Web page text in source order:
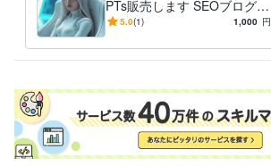
PTs販売します SEOブログが
自動で完成するGPTsを販
5.0(1) 1,000 円